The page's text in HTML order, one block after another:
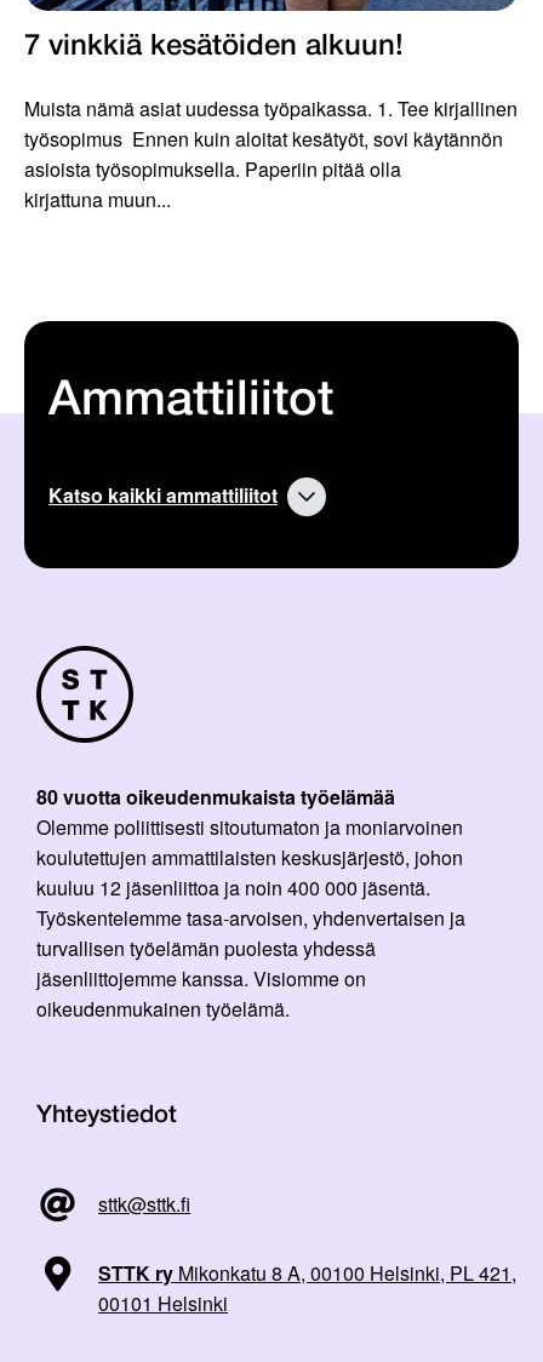
7 vinkkiä kesätöiden alkuun!
Muista nämä asiat uudessa työpaikassa. 1. Tee kirjallinen
työsopimus Ennen kuin aloitat kesätyöt, sovi käytännön
asioista työsopimuksella. Paperiin pitää olla
kirjattuna muun...
Ammattiliitot
Katso kaikki ammattiliitot
80 vuotta oikeudenmukaista työelämää
Olemme poliittisesti sitoutumaton ja moniarvoinen
koulutettujen ammattilaisten keskusjärjestö, johon
kuuluu 12 jäsenliittoa ja noin 400 000 jäsentä.
Työskentelemme tasa-arvoisen, yhdenvertaisen ja
turvallisen työelämän puolesta yhdessä
jäsenliittojemme kanssa. Visiomme on
oikeudenmukainen työelämä.
Yhteystiedot
sttk@sttk.fi
STTK ry Mikonkatu 8 A, 00100 Helsinki, PL 421,
00101 Helsinki